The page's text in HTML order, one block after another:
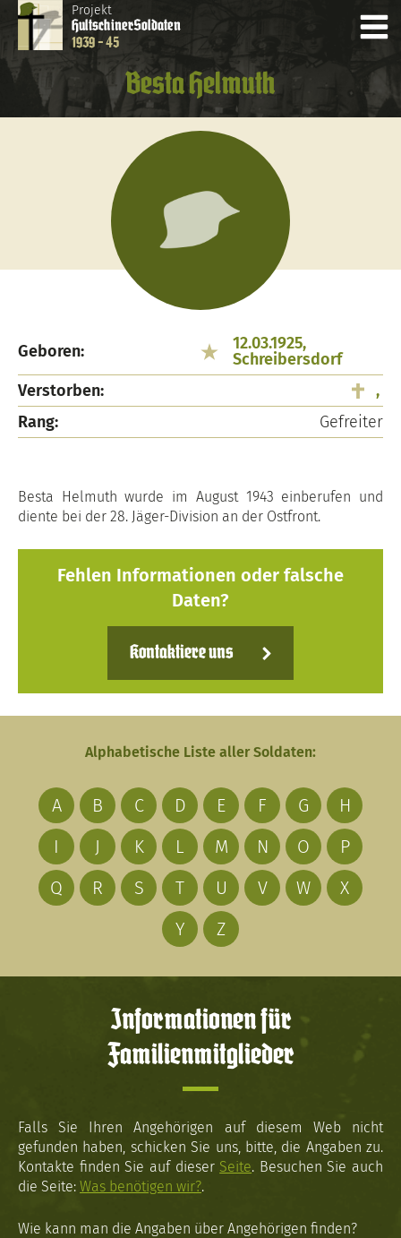
Projekt
HultschinerSoldaten
1939 - 45
Besta Helmuth
Geboren:
12.03.1925,
Schreibersdorf
Verstorben:
,
Rang:
Gefreiter
Besta Helmuth wurde im August 1943 einberufen und
diente bei der 28. Jäger-Division an der Ostfront.
Fehlen Informationen oder falsche
Daten?
Kontaktiere uns
Alphabetische Liste aller Soldaten:
A B C D E F G
H
I
J K L M N O
P
Q
R S T U V W
X
Y
Z
Informationen für
Familienmitglieder
Falls Sie Ihren Angehörigen auf diesem Web nicht
gefunden haben, schicken Sie uns, bitte, die Angaben zu.
Kontakte finden Sie auf dieser Seite. Besuchen Sie auch
die Seite: Was benötigen wir?.
Wie kann man die Angaben über Angehörigen finden?